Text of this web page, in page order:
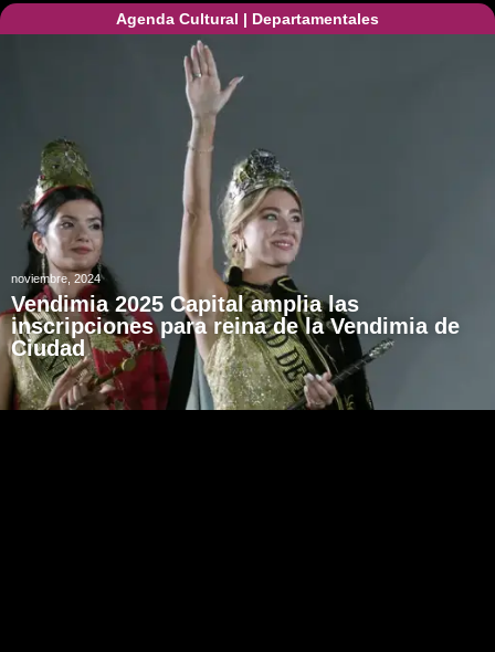
Agenda Cultural | Departamentales
noviembre, 2024
Vendimia 2025 Capital amplia las
inscripciones para reina de la Vendimia de
Ciudad